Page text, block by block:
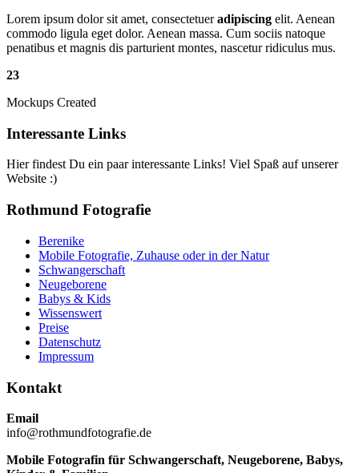
Lorem ipsum dolor sit amet, consectetueradipiscing elit. Aenean
commodo ligula eget dolor. Aenean massa. Cum sociis natoque
penatibus et magnis dis parturient montes, nascetur ridiculus mus.
23
Mockups Created
Interessante Links
Hier findest Du ein paar interessante Links! Viel Spaß auf unserer
Website :)
Rothmund Fotografie
Berenike
Mobile Fotografie, Zuhause oder in der Natur
Schwangerschaft
Neugeborene
Babys & Kids
Wissenswert
Preise
Datenschutz
Impressum
Kontakt
Email
info@rothmundfotografie.de
Mobile Fotografin für Schwangerschaft, Neugeborene, Babys,